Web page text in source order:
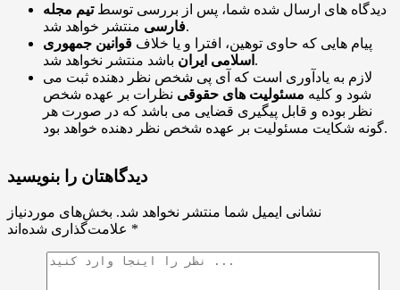
دیدگاه های ارسال شده شما، پس از بررسی توسطتیم مجله
فارسیمنتشر خواهد شد.
پیام هایی که حاوی توهین، افترا و یا خلاف قوانین جمهوری
اسلامی ایران باشد منتشر نخواهد شد.
لازم به یادآوری است که آی پی شخص نظر دهنده ثبت می
شود و کلیه مسئولیت های حقوقی نظرات بر عهده شخص
نظر بوده و قابل پیگیری قضایی می باشد که در صورت هر
گونه شکایت مسئولیت بر عهده شخص نظر دهنده خواهد بود.
دیدگاهتان را بنویسید
نشانی ایمیل شما منتشر نخواهد شد. بخش‌های موردنیاز
*